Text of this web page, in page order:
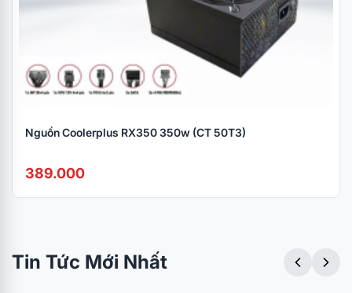
Nguồn Coolerplus RX350 350w (CT 50T3)
389.000
Tin Tức Mới Nhất